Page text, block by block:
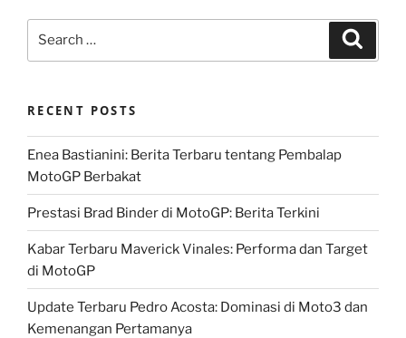
RECENT POSTS
Enea Bastianini: Berita Terbaru tentang Pembalap
MotoGP Berbakat
Prestasi Brad Binder di MotoGP: Berita Terkini
Kabar Terbaru Maverick Vinales: Performa dan Target
di MotoGP
Update Terbaru Pedro Acosta: Dominasi di Moto3 dan
Kemenangan Pertamanya